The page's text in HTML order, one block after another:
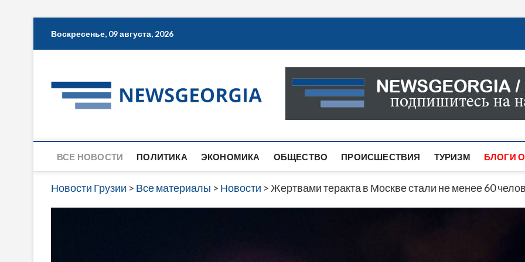
Воскресенье, 09 августа, 2026
Новости Грузии
САМАЯ АКТУАЛЬНАЯ ИНФОРМАЦИЯ О СОБЫТИЯХ
САЙТЕ ВЫ НАЙДЕТЕ НОВОСТИ ПОЛИТИКИ,
ВСЕ НОВОСТИ ПОЛИТИКА ЭКОНОМИКА ОБЩЕСТВО ПРОИСШЕСТВИЯ ТУРИЗМ БЛОГИ
Новости Грузии > Все материалы > Новости > Жертвами теракта в Москве стали не менее 60